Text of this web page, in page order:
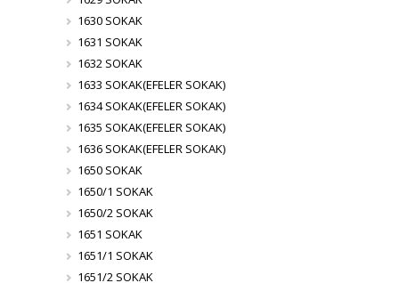
1630 SOKAK
1631 SOKAK
1632 SOKAK
1633 SOKAK(EFELER SOKAK)
1634 SOKAK(EFELER SOKAK)
1635 SOKAK(EFELER SOKAK)
1636 SOKAK(EFELER SOKAK)
1650 SOKAK
1650/1 SOKAK
1650/2 SOKAK
1651 SOKAK
1651/1 SOKAK
1651/2 SOKAK